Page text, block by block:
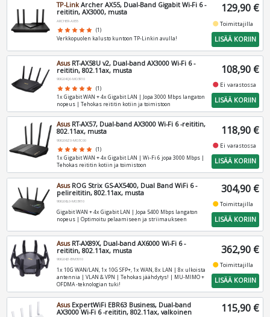
TP-LinkArcher AX55, Dual-Band Gigabit Wi-Fi 6 -
reititin, AX3000, musta
ARCHER-AX55
star star star star star (1)
Verkkopuolen kalusto kuntoon TP-Linkin avulla!
129,90 €
fiber_manual_recordToimittajilla
LISÄÄ KORIIN
AsusRT-AX58U v2, Dual-band AX3000 Wi-Fi 6 -
reititin, 802.11ax, musta
90IG04Q0-MO3R10
star star star star star (1)
1x Gigabit WAN + 4x Gigabit LAN | Jopa 3000 Mbps langaton
nopeus | Tehokas reititin kotiin ja toimistoon
108,90 €
fiber_manual_record Ei varastossa
LISÄÄ KORIIN
AsusRT-AX57, Dual-band AX3000 Wi-Fi 6 -reititin,
802.11ax, musta
90IG06Z0-MO3C00
star star star star star (1)
1x Gigabit WAN + 4x Gigabit LAN | Wi-Fi 6 jopa 3000 Mbps |
Tehokas reititin kotiin ja toimistoon
118,90 €
fiber_manual_record Ei varastossa
LISÄÄ KORIIN
AsusROG Strix GS-AX5400, Dual Band WiFi 6 -
pelireititin, 802.11ax, musta
90IG06L0-MO3R10
Gigabit WAN + 4x Gigabit LAN | Jopa 5400 Mbps langaton
nopeus | Optimoitu pelaamiseen ja striimaukseen
304,90 €
fiber_manual_recordToimittajilla
LISÄÄ KORIIN
AsusRT-AX89X, Dual-band AX6000 Wi-Fi 6 -
reititin, 802.11ax, musta
90IG04J1-BM3010
1x 10G WAN/LAN, 1x 10G SFP+, 1x WAN, 8x LAN | 8x ulkoista
antennia | VLAN & VPN | Tehokas jäähdytys! | MU-MIMO +
OFDMA -teknologian tuki!
362,90 €
fiber_manual_recordToimittajilla
LISÄÄ KORIIN
AsusExpertWiFi EBR63 Business, Dual-band
AX3000 Wi-Fi 6 -reititin, 802.11ax, valkoinen
115,90 €